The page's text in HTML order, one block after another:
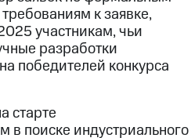
к заявке,
участникам, чьи
разработки
победителей конкурса
старте
в поиске индустриального